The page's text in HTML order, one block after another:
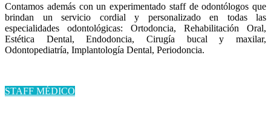
Contamos además con un experimentado staff de odontólogos que
brindan un servicio cordial y personalizado en todas las
especialidades odontológicas: Ortodoncia, Rehabilitación Oral,
Estética Dental, Endodoncia, Cirugía bucal y maxilar,
Odontopediatría, Implantología Dental, Periodoncia.
STAFF MÉDICO